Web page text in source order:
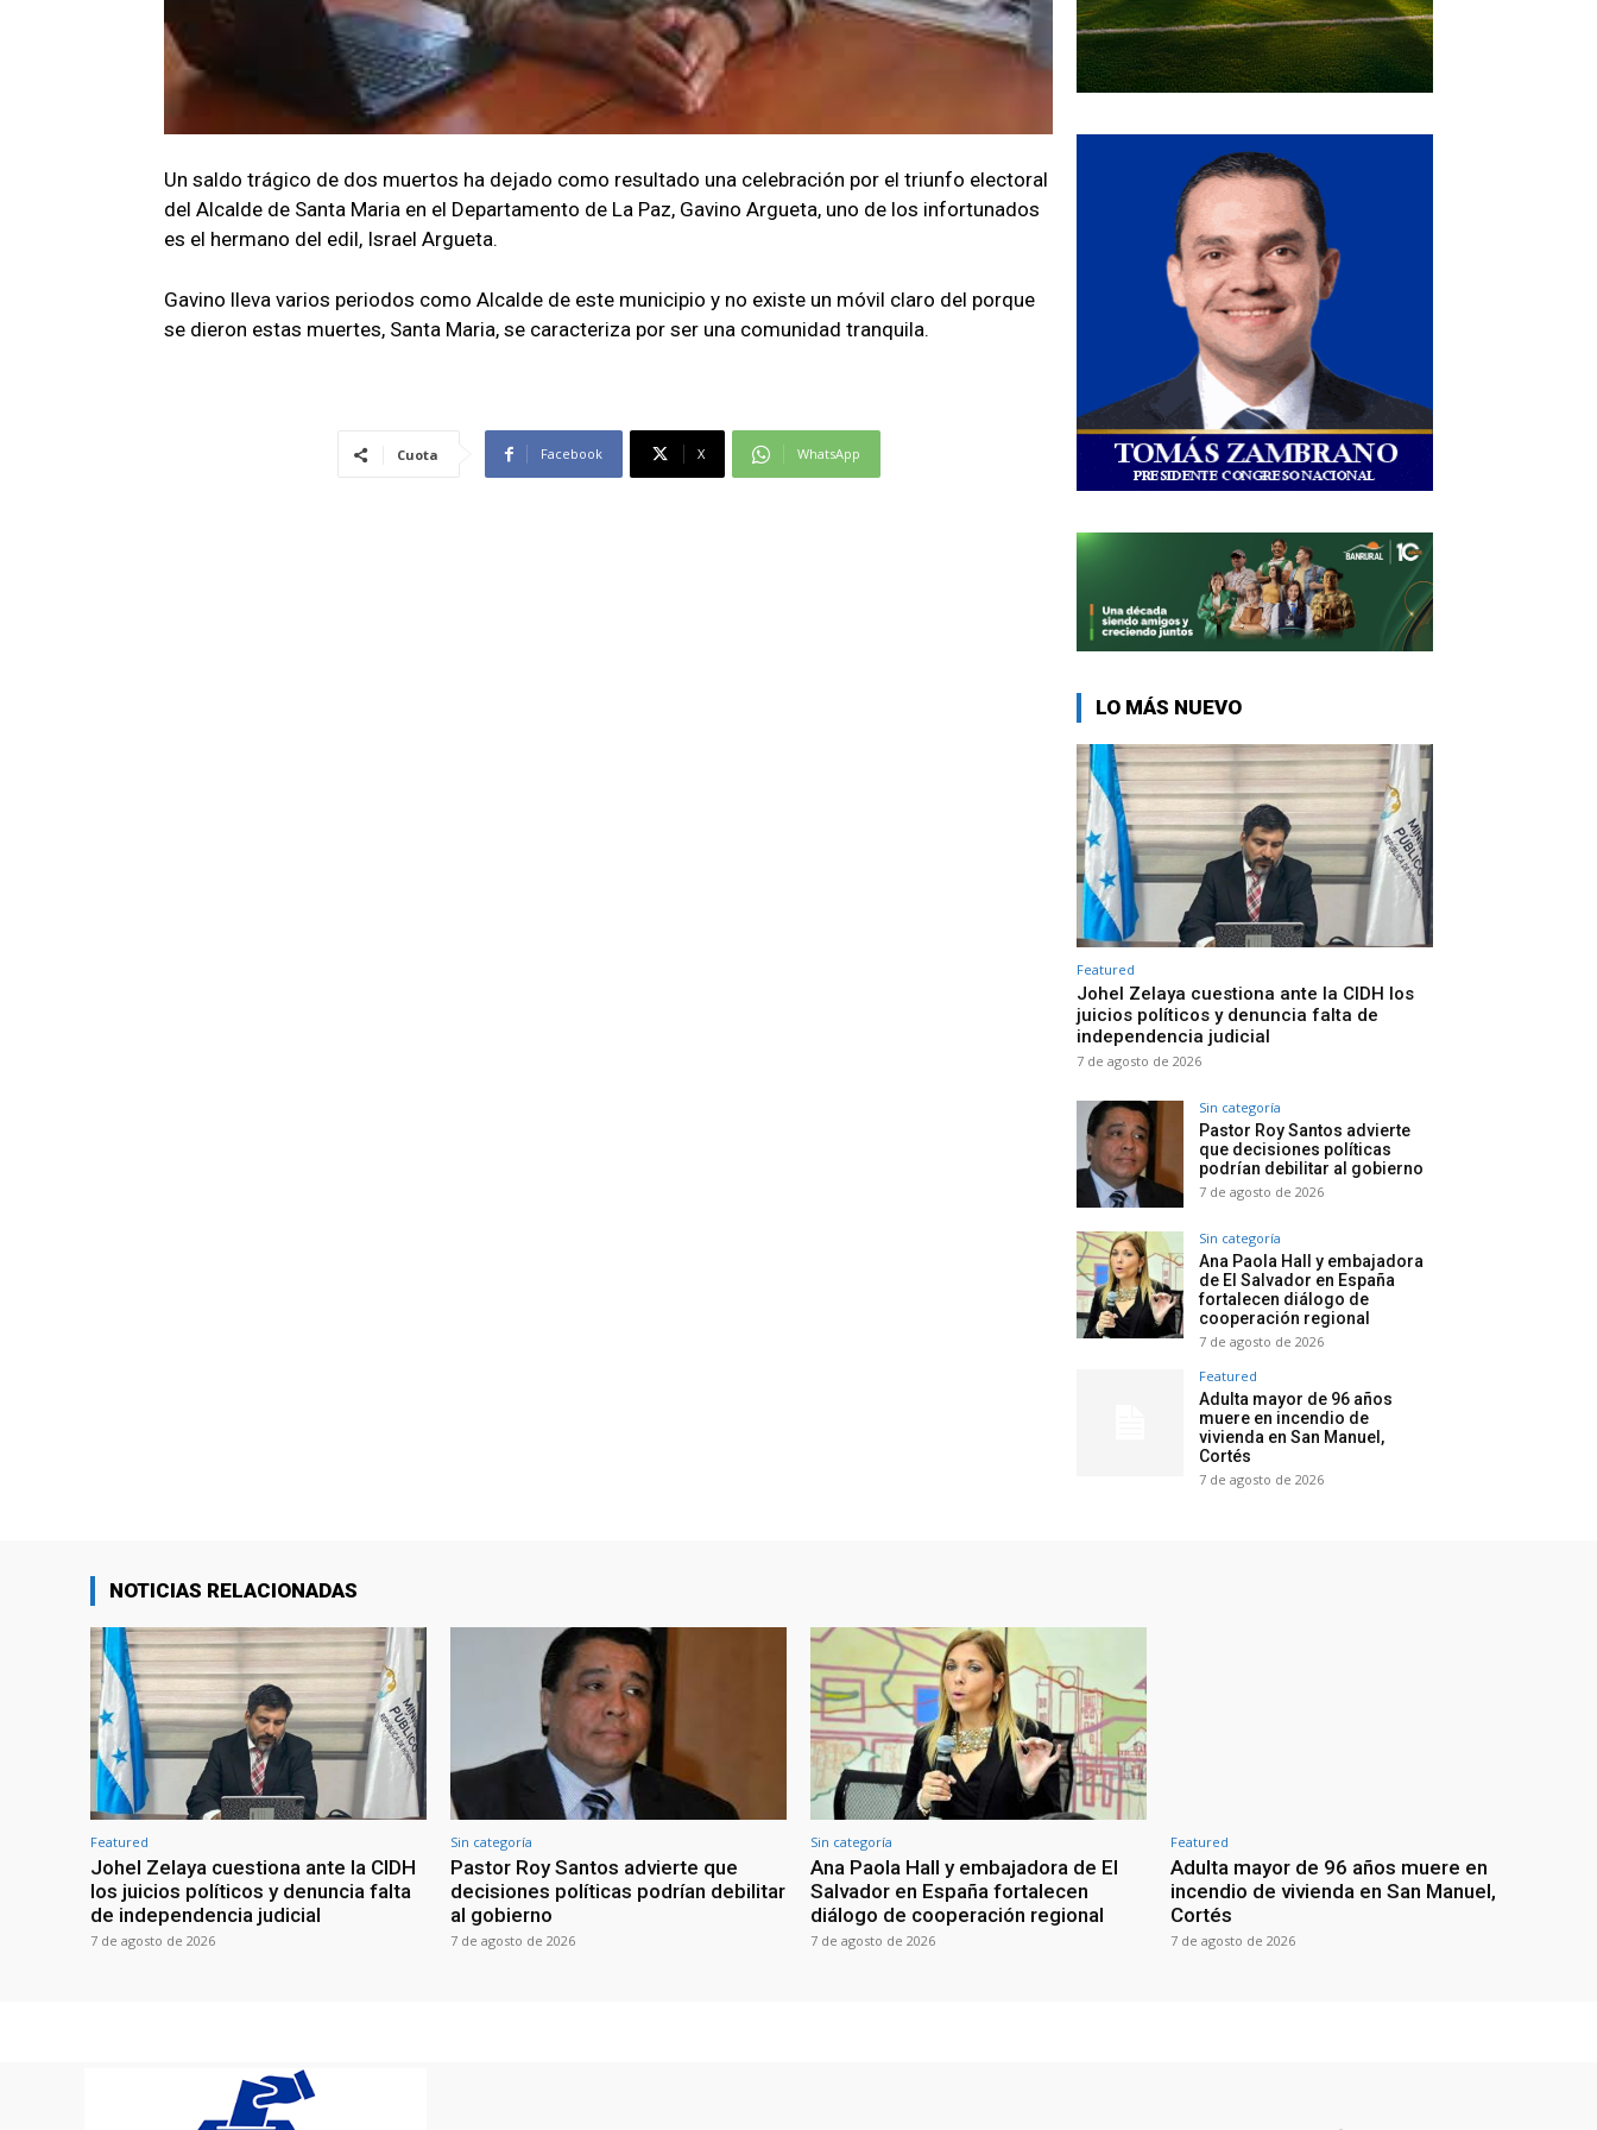
Un saldo trágico de dos muertos ha dejado como resultado una celebración por el triunfo electoral
del Alcalde de Santa Maria en el Departamento de La Paz, Gavino Argueta, uno de los infortunados
es el hermano del edil, Israel Argueta.
Gavino lleva varios periodos como Alcalde de este municipio y no existe un móvil claro del porque
se dieron estas muertes, Santa Maria, se caracteriza por ser una comunidad tranquila.
Cuota Facebook X WhatsApp
LO MÁS NUEVO
Featured
Johel Zelaya cuestiona ante la CIDH los
juicios políticos y denuncia falta de
independencia judicial
7 de agosto de 2026
Sin categoría
Pastor Roy Santos advierte
que decisiones políticas
podrían debilitar al gobierno
7 de agosto de 2026
Sin categoría
Ana Paola Hall y embajadora
de El Salvador en España
fortalecen diálogo de
cooperación regional
7 de agosto de 2026
Featured
Adulta mayor de 96 años
muere en incendio de
vivienda en San Manuel,
Cortés
7 de agosto de 2026
NOTICIAS RELACIONADAS
Featured
Johel Zelaya cuestiona ante la CIDH
los juicios políticos y denuncia falta
de independencia judicial
7 de agosto de 2026
Sin categoría
Pastor Roy Santos advierte que
decisiones políticas podrían debilitar
al gobierno
7 de agosto de 2026
Sin categoría
Ana Paola Hall y embajadora de El
Salvador en España fortalecen
diálogo de cooperación regional
7 de agosto de 2026
Featured
Adulta mayor de 96 años muere en
incendio de vivienda en San Manuel,
Cortés
7 de agosto de 2026